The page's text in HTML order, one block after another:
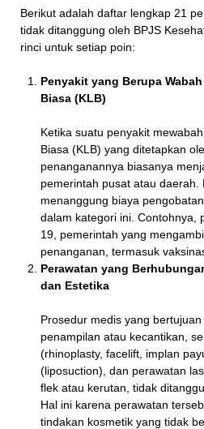
Berikut adalah daftar lengkap 21
tidak ditanggung oleh BPJS
rinci untuk setiap poin:
Penyakit yang Berupa
Biasa (KLB)
Ketika suatu penyakit
Biasa (KLB) yang ditetapkan
penanganannya biasanya
pemerintah pusat atau daerah.
menanggung biaya
dalam kategori ini. Contohnya,
19, pemerintah yang
penanganan, termasuk
Perawatan yang
dan Estetika
Prosedur medis yang
penampilan atau kecantikan,
(rhinoplasty, facelift, implan
(liposuction), dan perawatan
flek atau kerutan, tidak
Hal ini karena perawatan
tindakan kosmetik yang tidak